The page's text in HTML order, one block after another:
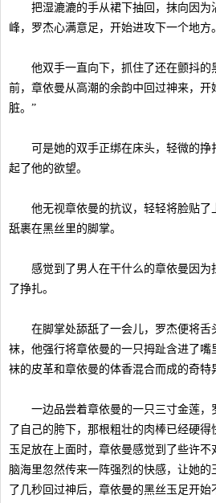
把湿漉漉的手从裙下抽回，抹向因为
峰，罗杰心满意足，开始进攻下一个地方。
他双手一直向下，抓住了还在颤抖的
前，章依曼从高潮的余韵中回过神来，开
脏。”
可是她的双手正绑在床头，轻微的挣
起了他的欲望。
他无视章依曼的抗议，轻轻将脸贴了
舐裹在黑丝里的脚掌。
感觉到了男人在干什么的章依曼因为
了挣扎。
在脚掌处舔舐了一会儿，罗杰便将舌
袜，他强行将章依曼的一只拇趾含进了嘴
袜的皮革和章依曼的体香混合而成的奇特
一边品尝着章依曼的一只三寸金莲，
了自己的胯下，那根粗壮的肉棒已经硬
玉足放在上面时，章依曼感觉到了些许
脑海里忽然传来一阵强烈的快感，让她
了几秒回过神后，章依曼的黑丝玉足开